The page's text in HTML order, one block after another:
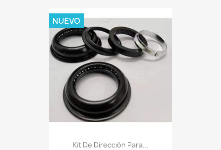
Kit De Dirección Para...
NUEVO